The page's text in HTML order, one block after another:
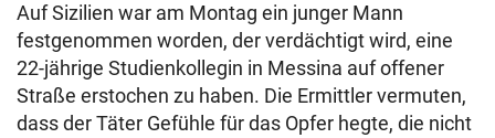
Auf Sizilien war am Montag ein junger Mann
festgenommen worden, der verdächtigt wird, eine
22-jährige Studienkollegin in Messina auf offener
Straße erstochen zu haben. Die Ermittler vermuten,
dass der Täter Gefühle für das Opfer hegte, die nicht